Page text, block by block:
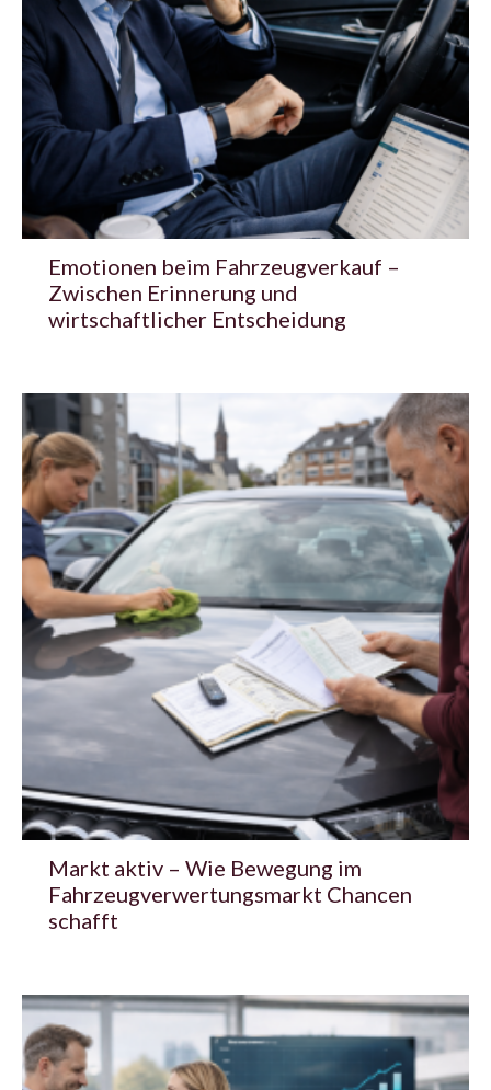
Emotionen beim Fahrzeugverkauf –
Zwischen Erinnerung und
wirtschaftlicher Entscheidung
Markt aktiv – Wie Bewegung im
Fahrzeugverwertungsmarkt Chancen
schafft